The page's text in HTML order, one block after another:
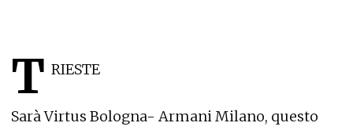
T RIESTE
Sarà Virtus Bologna- Armani Milano, questo